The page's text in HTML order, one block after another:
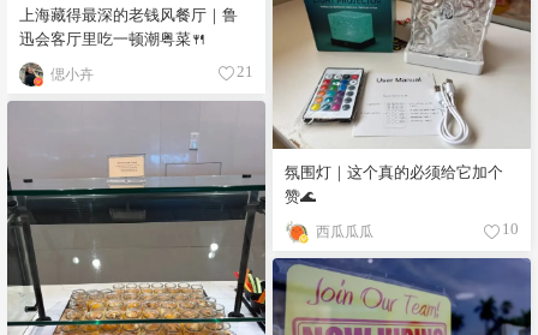
上海藏得最深的老钱风餐厅｜鲁
迅会客厅里吃一顿潮粤菜🍴
偲小卉 21
氛围灯｜这个真的必须给它加个
赞🌊
西瓜瓜瓜 10